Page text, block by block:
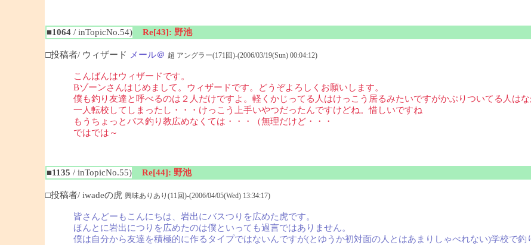
■1064/ inTopicNo.54)
Re[43]: 野池
□投稿者/ ウィザード
メール＠ 超 アングラー(171回)-(2006/03/19(Sun) 00:04:12)
こんばんはウィザードです。
Bゾーンさんはじめまして。ウィザードです。どうぞよろしくお願いします。
僕も釣り友達と呼べるのは２人だけですよ。軽くかじってる人はけっこう居るみたいですがかぶりついてる人はな
一人転校してしまったし・・・けっこう上手いやつだったんですけどね。惜しいですね
もうちょっとバス釣り教広めなくては・・・（無理だけど・・・
ではでは～
■1135 / inTopicNo.55)
Re[44]: 野池
□投稿者/ iwadeの虎 興味ありあり(11回)-(2006/04/05(Wed) 13:34:17)
皆さんどーもこんにちは、岩出にバスつりを広めた虎です。
ほんとに岩出につりを広めたのは僕といっても過言ではありません。
僕は自分から友達を積極的に作るタイプではないんですが(とゆうか初対面の人とはあまりしゃべれない)学校で